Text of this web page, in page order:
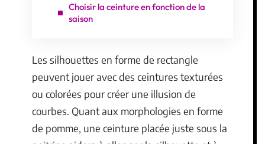
Choisir la ceinture en fonction de la
saison
Les silhouettes en forme de rectangle
peuvent jouer avec des ceintures texturées
ou colorées pour créer une illusion de
courbes. Quant aux morphologies en forme
de pomme, une ceinture placée juste sous la